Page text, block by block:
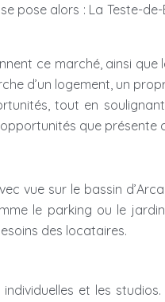
pose alors : La Teste-
ce marché, ainsi que
d’un logement, un
tout en
que présente
vue sur le bassin
le parking ou le
des locataires.
et les